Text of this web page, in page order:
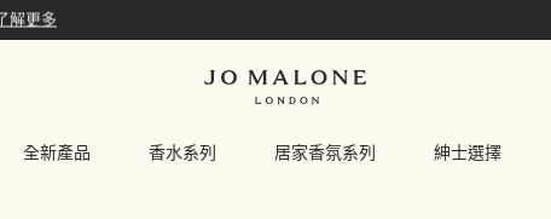
解更多
全新產品 香水系列 居家香氛系列 紳士選擇